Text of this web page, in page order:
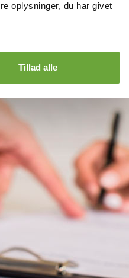
oplysninger, du har givet
Tillad alle